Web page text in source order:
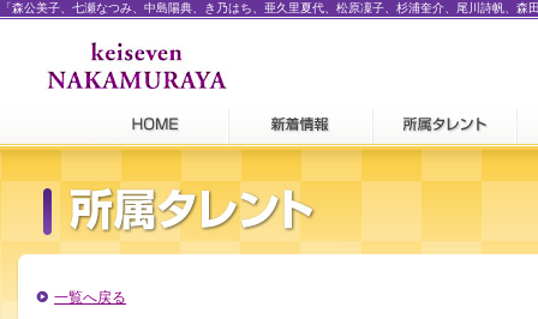
「森公美子、七瀬なつみ、中島陽典、き乃はち、亜久里夏代、松原凜子、杉浦奎介、尾川詩帆、
一覧へ戻る